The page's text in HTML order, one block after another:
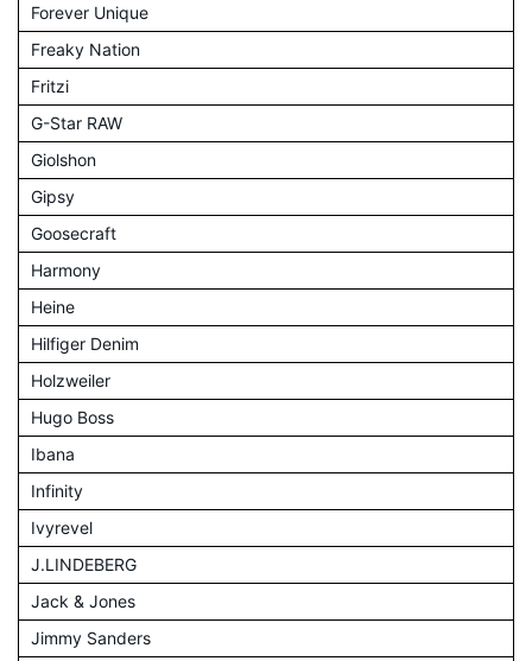
Forever Unique
Freaky Nation
Fritzi
G-Star RAW
Giolshon
Gipsy
Goosecraft
Harmony
Heine
Hilfiger Denim
Holzweiler
Hugo Boss
Ibana
Infinity
Ivyrevel
J.LINDEBERG
Jack & Jones
Jimmy Sanders